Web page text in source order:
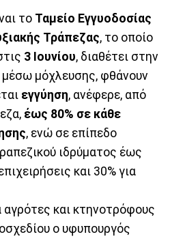
το Ταμείο Εγγυοδοσίας
Τράπεζας, το οποίο
3 Ιουνίου, διαθέτει στην
μέσω μόχλευσης, φθάνουν
εγγύηση, ανέφερε, από
έως 80% σε κάθε
, ενώ σε επίπεδο
ιδρύματος έως
και 30% για
αγρότες και κτηνοτρόφους
ο υφυπουργός